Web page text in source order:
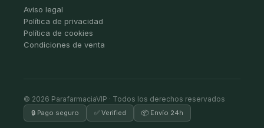
Aviso legal
Política de privacidad
Política de cookies
Condiciones de venta
© 2026 ParafarmaciaVIP · Todos los derechos reservados
🔒 Pago seguro ✅ Verified 📦 Envío 24h